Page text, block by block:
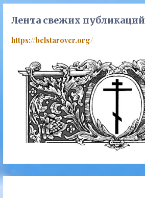
Лента свежих публикаций
https://belstarover.org/